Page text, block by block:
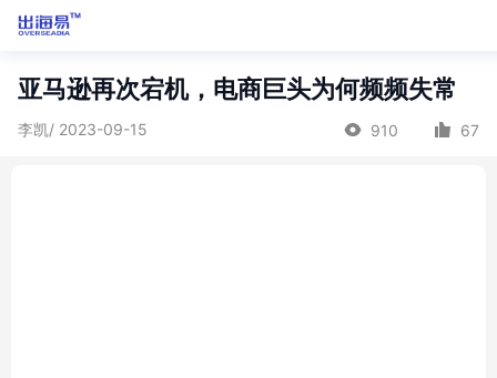
亚马逊再次宕机，电商巨头为何频频失常
李凯/ 2023-09-15 910 67